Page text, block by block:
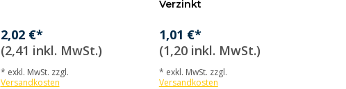
2,02 €*
(2,41 inkl. MwSt.)
* exkl. MwSt. zzgl.
Versandkosten
Verzinkt
1,01 €*
(1,20 inkl. MwSt.)
* exkl. MwSt. zzgl.
Versandkosten